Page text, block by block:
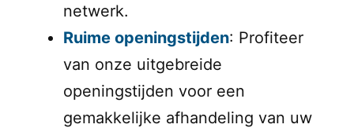
netwerk.
Ruime openingstijden: Profiteer
van onze uitgebreide
openingstijden voor een
gemakkelijke afhandeling van uw